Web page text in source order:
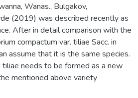
Wanas., Bulgakov,
(2019) was described recently as
After in detail comparison with the
compactum var. tiliae Sacc. in
assume that it is the same species.
tiliae needs to be formed as a new
mentioned above variety